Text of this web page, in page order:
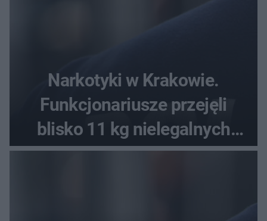
Narkotyki w Krakowie.
Funkcjonariusze przejęli
blisko 11 kg nielegalnych
substancji